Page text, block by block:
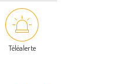
Téléalerte